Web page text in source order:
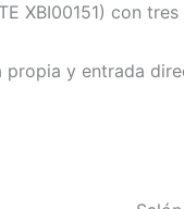
XBI00151) con
y entrada